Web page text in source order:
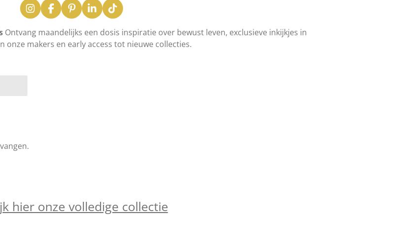
I
n
s
t
a
F
a
c
b
P
i
n
t
e
L
i
n
e
T
i
k
T
o
Ontvang maandelijks een dosis inspiratie over bewust leven, exclusieve inkijkjes in
onze makers en early access tot nieuwe collecties.
hier onze volledige collectie